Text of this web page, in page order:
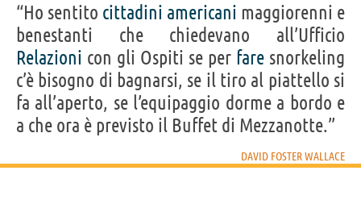
“Ho sentito cittadini americani maggiorenni e
benestanti che chiedevano all’Ufficio
Relazioni con gli Ospiti se per fare snorkeling
c’è bisogno di bagnarsi, se il tiro al piattello si
fa all’aperto, se l’equipaggio dorme a bordo e
a che ora è previsto il Buffet di Mezzanotte.”
DAVID FOSTER WALLACE